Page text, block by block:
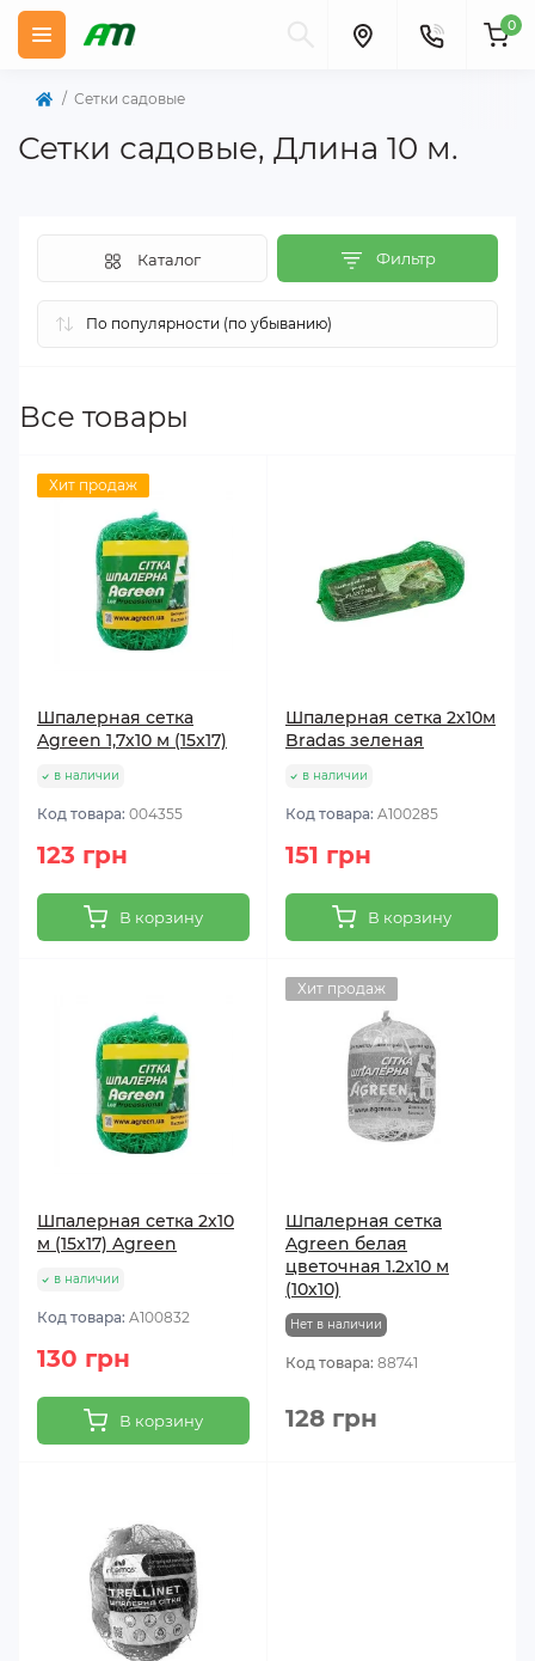
0
Сетки садовые
Сетки садовые, Длина 10 м.
Фильтр
Каталог
Все товары
Хит продаж
Шпалерная сетка
Agreen 1,7х10 м (15x17)
в наличии
Код товара: 004355
123 грн
В корзину
Шпалерная сетка 2х10м
Bradas зеленая
в наличии
Код товара: A100285
151 грн
В корзину
Шпалерная сетка 2х10
м (15x17) Agreen
в наличии
Код товара: A100832
130 грн
В корзину
Хит продаж
Шпалерная сетка
Agreen белая
цветочная 1.2х10 м
(10х10)
Нет в наличии
Код товара: 88741
128 грн